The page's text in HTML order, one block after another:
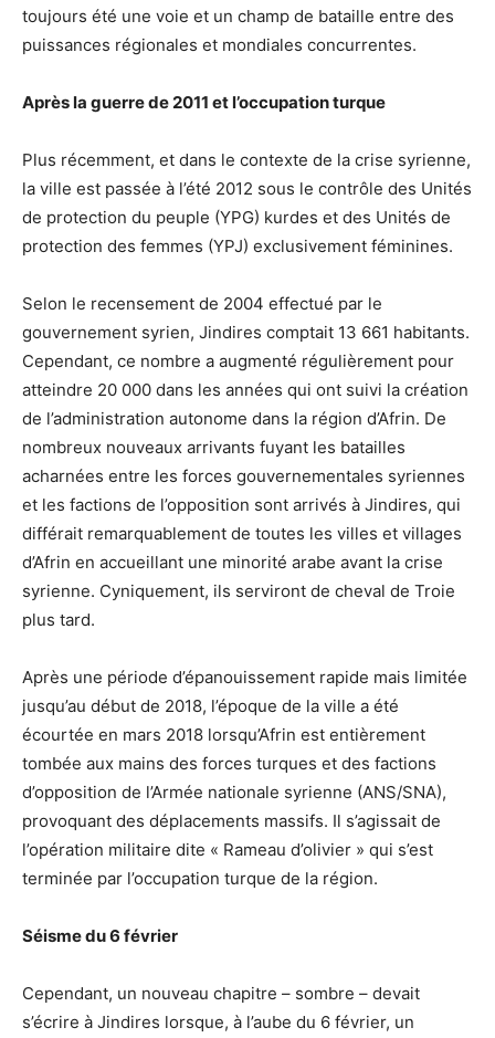
toujours été une voie et un champ de bataille entre des
puissances régionales et mondiales concurrentes.
Après la guerre de 2011 et l’occupation turque
Plus récemment, et dans le contexte de la crise syrienne,
la ville est passée à l’été 2012 sous le contrôle des Unités
de protection du peuple (YPG) kurdes et des Unités de
protection des femmes (YPJ) exclusivement féminines.
Selon le recensement de 2004 effectué par le
gouvernement syrien, Jindires comptait 13 661 habitants.
Cependant, ce nombre a augmenté régulièrement pour
atteindre 20 000 dans les années qui ont suivi la création
de l’administration autonome dans la région d’Afrin. De
nombreux nouveaux arrivants fuyant les batailles
acharnées entre les forces gouvernementales syriennes
et les factions de l’opposition sont arrivés à Jindires, qui
différait remarquablement de toutes les villes et villages
d’Afrin en accueillant une minorité arabe avant la crise
syrienne. Cyniquement, ils serviront de cheval de Troie
plus tard.
Après une période d’épanouissement rapide mais limitée
jusqu’au début de 2018, l’époque de la ville a été
écourtée en mars 2018 lorsqu’Afrin est entièrement
tombée aux mains des forces turques et des factions
d’opposition de l’Armée nationale syrienne (ANS/SNA),
provoquant des déplacements massifs. Il s’agissait de
l’opération militaire dite « Rameau d’olivier » qui s’est
terminée par l’occupation turque de la région.
Séisme du 6 février
Cependant, un nouveau chapitre – sombre – devait
s’écrire à Jindires lorsque, à l’aube du 6 février, un